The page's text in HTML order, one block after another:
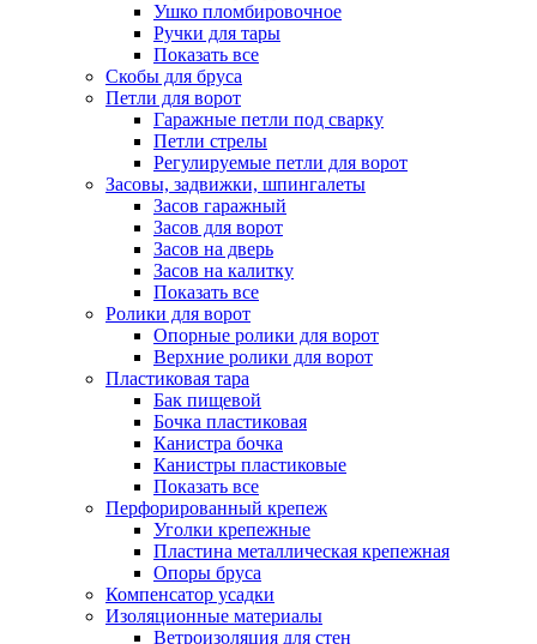
Ушко пломбировочное
Ручки для тары
Показать все
Скобы для бруса
Петли для ворот
Гаражные петли под сварку
Петли стрелы
Регулируемые петли для ворот
Засовы, задвижки, шпингалеты
Засов гаражный
Засов для ворот
Засов на дверь
Засов на калитку
Показать все
Ролики для ворот
Опорные ролики для ворот
Верхние ролики для ворот
Пластиковая тара
Бак пищевой
Бочка пластиковая
Канистра бочка
Канистры пластиковые
Показать все
Перфорированный крепеж
Уголки крепежные
Пластина металлическая крепежная
Опоры бруса
Компенсатор усадки
Изоляционные материалы
Ветроизоляция для стен